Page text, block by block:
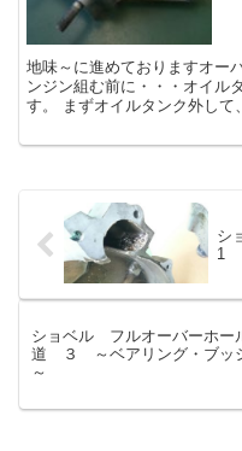
地味～に進めておりますオーバーホール。 先日
ンジン組む前に・・・オイル
す。 まずオイルタンク外して、オイルタンクの中を覗くと恐ろしい
シ
1
ショベル フルオーバーホー
道 ３ ～ベアリング・ブッ
～